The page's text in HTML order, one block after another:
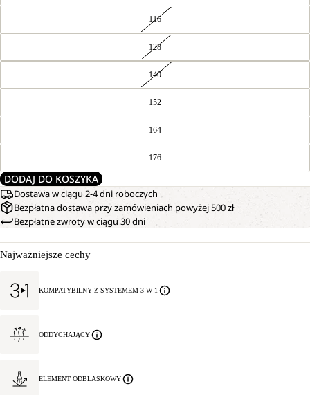
116
128
140
152
164
176
DODAJ DO KOSZYKA
Dostawa w ciągu 2-4 dni roboczych
Bezpłatna dostawa przy zamówieniach powyżej 500 zł
Bezpłatne zwroty w ciągu 30 dni
Najważniejsze cechy
KOMPATYBILNY Z SYSTEMEM 3 W 1
ODDYCHAJĄCY
ELEMENT ODBLASKOWY